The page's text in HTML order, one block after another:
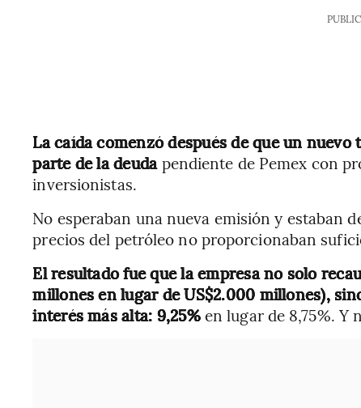
La caída comenzó después de que un
parte de la deudapendiente de Pemex con
inversionistas.
No esperaban una nueva emisión y estaban
precios del petróleo no proporcionaban
El resultado fue que la empresa no solo
millones en lugar de US$2.000 millones),
interés más alta: 9,25%en lugar de 8,75%. Y